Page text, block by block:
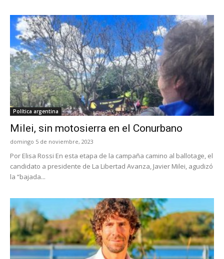
Política argentina
Milei, sin motosierra en el Conurbano
domingo 5 de noviembre, 2023
Por Elisa Rossi En esta etapa de la campaña camino al ballotage, el
candidato a presidente de La Libertad Avanza, Javier Milei, agudizó
la “bajada...